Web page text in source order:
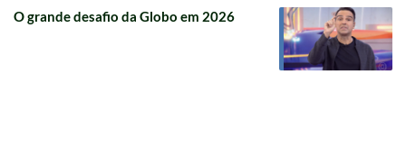
O grande desafio da Globo em 2026